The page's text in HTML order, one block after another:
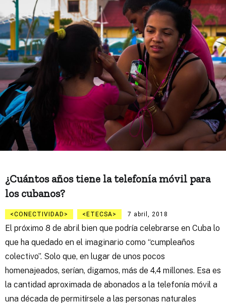
¿Cuántos años tiene la telefonía móvil para
los cubanos?
CONECTIVIDAD ETECSA 7 abril, 2018
El próximo 8 de abril bien que podría celebrarse en Cuba lo
que ha quedado en el imaginario como “cumpleaños
colectivo”. Solo que, en lugar de unos pocos
homenajeados, serían, digamos, más de 4,4 millones. Esa es
la cantidad aproximada de abonados a la telefonía móvil a
una década de permitírsele a las personas naturales